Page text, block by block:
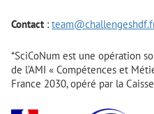
Contact :
*SciCoNum est une opération
de l’AMI « Compétences et
France 2030, opéré par la